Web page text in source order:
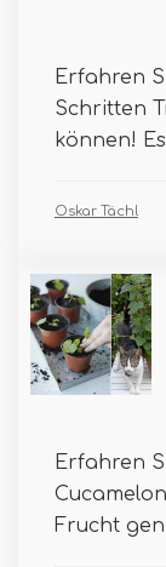
Erfahren
Schritten
können!
Oskar Tächl
Erfahren
Frucht